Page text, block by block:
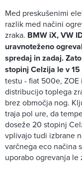
Med preskušenimi
razlik med načini
zraka. BMW iX, VW
uravnoteženo
spredaj in zadaj.
stopinj Celzija le v
testu - fiat 500e,
distribucijo toplega
brez območja nog.
traja pol ure, da
doseže 20 stopinj
vplivajo tudi izbrane
varčnega eco načina
uporabo ogrevanja le